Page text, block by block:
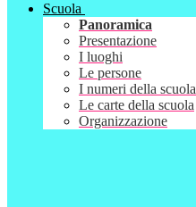
Scuola
Panoramica
Presentazione
I luoghi
Le persone
I numeri della scuola
Le carte della scuola
Organizzazione